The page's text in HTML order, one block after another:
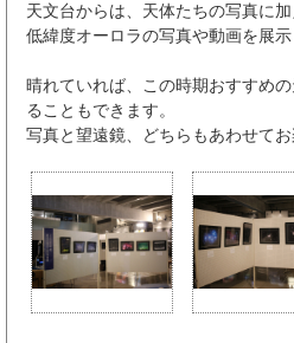
天文台からは、天体たちの写真に
低緯度オーロラの写真や動画を展示
晴れていれば、この時期おすすめ
ることもできます。
写真と望遠鏡、どちらもあわせてお